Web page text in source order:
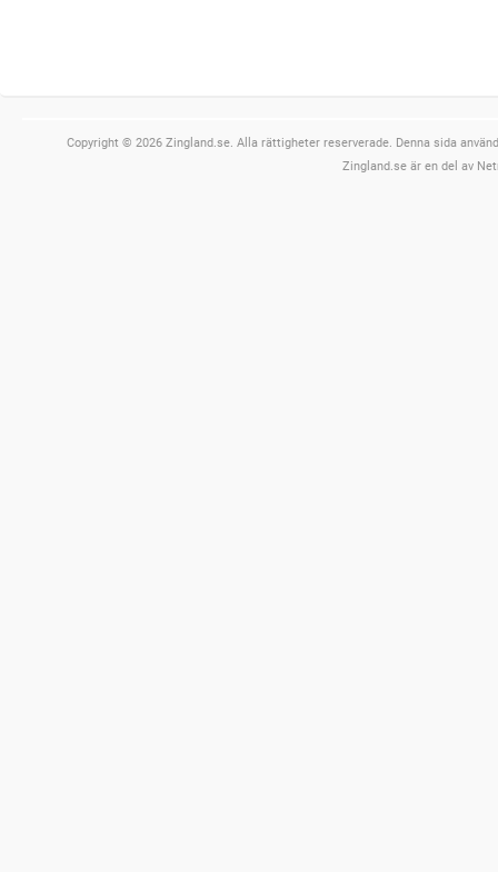
Copyright © 2026 Zingland.se. Alla rättigheter reserverade. Denna sida
Zingland.se är en del av